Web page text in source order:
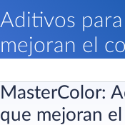
Aditivos
mejoran el
MasterColor:
que mejoran